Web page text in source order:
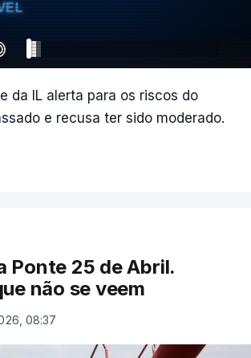
da IL alerta para os riscos do
e recusa ter sido moderado.
Ponte 25 de Abril.
não se veem
08:37